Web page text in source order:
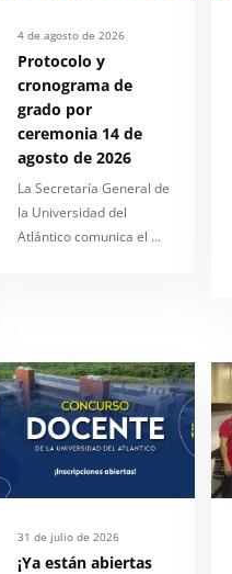
4 de agosto de 2026
Protocolo y
cronograma de
grado por
ceremonia 14 de
agosto de 2026
La Secretaría General de
la Universidad del
Atlántico comunica el …
31 de julio de 2026
¡Ya están abiertas